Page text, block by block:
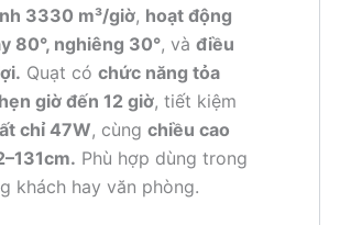
1.350.000 ₫.
3330 m³/giờ, hoạt động
80°, nghiêng 30°, và điều
Quạt có chức năng tỏa
giờ đến 12 giờ, tiết kiệm
chỉ 47W, cùng chiều cao
Phù hợp dùng trong
khách hay văn phòng.